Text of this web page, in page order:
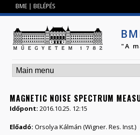
BME | BELÉPÉS
"A
MAGNETIC NOISE SPECTRUM
Időpont: 2016.10.25. 12:15
Előadó: Orsolya Kálmán (Wigner. Res. Inst.)